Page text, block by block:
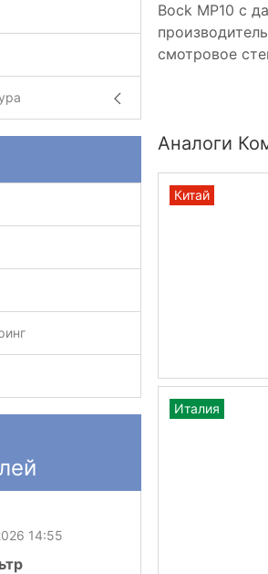
Bock MP10 с
смотровое
Аналоги
Китай
Италия
14:55